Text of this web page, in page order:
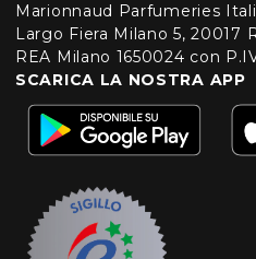
Marionnaud Parfumeries
Largo Fiera Milano 5, 20017
REA Milano 1650024 con
SCARICA LA NOSTRA APP